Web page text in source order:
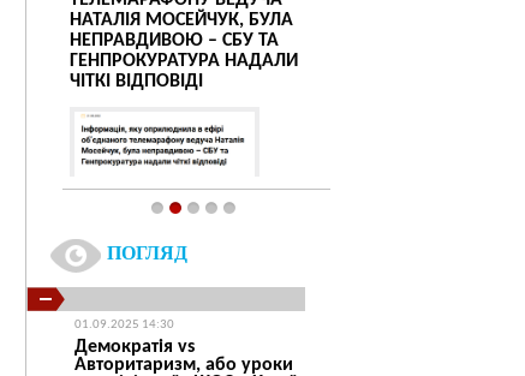
НАТАЛІЯ МОСЕЙЧУК, БУЛА
НЕПРАВДИВОЮ – СБУ ТА
ГЕНПРОКУРАТУРА НАДАЛИ
ЧІТКІ ВІДПОВІДІ
...
ПОГЛЯД
01.09.2025 14:30
Демократія vs
Авторитаризм, або уроки